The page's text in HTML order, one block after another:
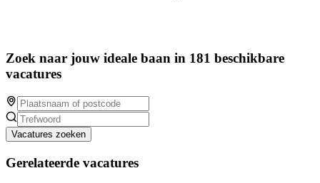
Zoek naar jouw ideale baan in 181 beschikbare
vacatures
Vacatures zoeken
Gerelateerde vacatures